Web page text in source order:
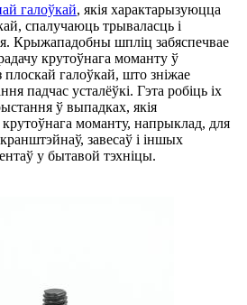
галоўкай, якія характарызуюцца
спалучаюць трываласць і
Крыжападобны шпліц забяспечвае
крутоўнага моманту ў
плоскай галоўкай, што зніжае
падчас усталёўкі. Гэта робіць іх
ў выпадках, якія
моманту, напрыклад, для
завесаў і іншых
у бытавой тэхніцы.